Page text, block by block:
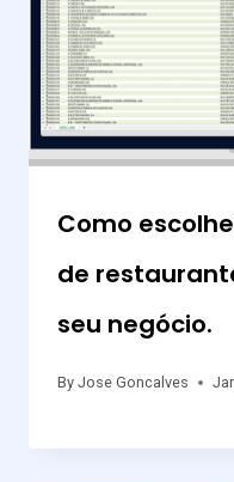
Como
de
seu negócio.
By Jose Goncalves